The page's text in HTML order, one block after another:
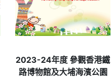
2023-24年度 參觀香港鐵
路博物館及大埔海濱公園